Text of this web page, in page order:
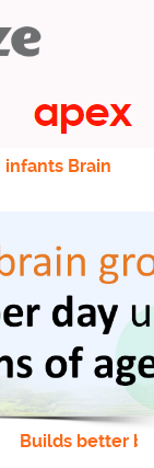
infants Brain
Builds better